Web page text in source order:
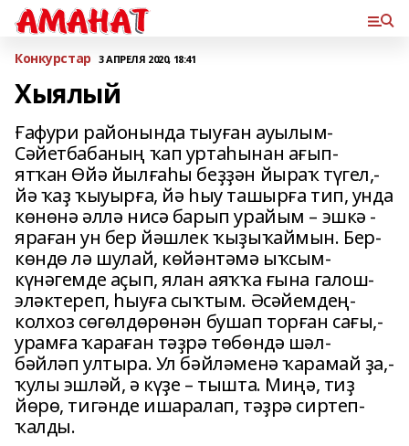
Конкурстар 3 АПРЕЛЯ 2020, 18:41
Хыялый
Ғафури­ районында ­тыуған ­ауылым­
Сәйетбабаның­ ҡап­ уртаһынан­ ағып­
ятҡан­ Өйә­ йылғаһы­ беҙҙән ­йыраҡ­ түгел,­
йә­ ҡаҙ ­ҡыуырға, ­йә ­һыу­ ташырға ­тип, ­унда
­көнөнә ­әллә­ нисә ­барып ­урайым­ –­ эшкә ­
яраған ­ун­ бер­ йәшлек ­ҡыҙыҡаймын.­ Бер­
көндө­ лә­ шулай,­ көйәнтәмә­ ыҡсым­
күнәгемде­ аҫып,­ ялан­ аяҡҡа­ ғына­ галош­
эләктереп,­ һыуға­ сыҡ­тым.­ Әсәйемдең­
колхоз­ сөгөлдөрөнән ­бушап­ торған­ сағы,­
урамға­ ҡараған­ тәҙрә ­төбөндә­ шәл­
бәйләп­ ултыра.­ Ул­ бәйләменә­ ҡарамай­ ҙа,­
ҡулы­ эшләй,­ ә ­күҙе ­–­ тышта.­ Миңә,­ тиҙ
йөрө,­ тигәнде­ ишаралап,­ тәҙрә ­сиртеп­
ҡалды.